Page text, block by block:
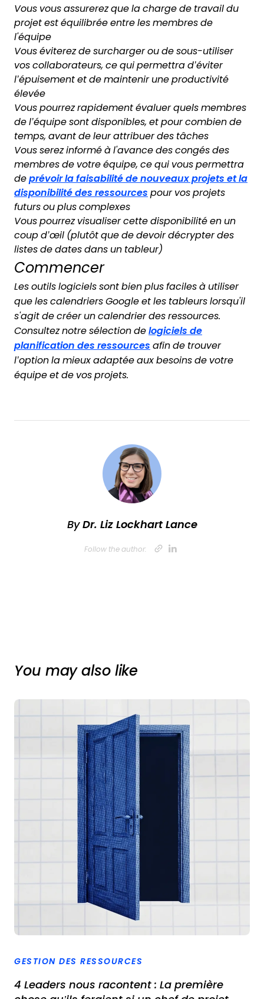
Vous vous assurerez que la charge de travail du
projet est équilibrée entre les membres de
l'équipe
Vous éviterez de surcharger ou de sous-utiliser
vos collaborateurs, ce qui permettra d’éviter
l’épuisement et de maintenir une productivité
élevée
Vous pourrez rapidement évaluer quels membres
de l’équipe sont disponibles, et pour combien de
temps, avant de leur attribuer des tâches
Vous serez informé à l'avance des congés des
membres de votre équipe, ce qui vous permettra
de prévoir la faisabilité de nouveaux projets et la
disponibilité des ressources pour vos projets
futurs ou plus complexes
Vous pourrez visualiser cette disponibilité en un
coup d’œil (plutôt que de devoir décrypter des
listes de dates dans un tableur)
Commencer
Les outils logiciels sont bien plus faciles à utiliser
que les calendriers Google et les tableurs lorsqu'il
s'agit de créer un calendrier des ressources.
Consultez notre sélection de logiciels de
planification des ressources afin de trouver
l’option la mieux adaptée aux besoins de votre
équipe et de vos projets.
By Dr. Liz Lockhart Lance
Follow the author: Opens new
You may also like
GESTION DES RESSOURCES
4 Leaders nous racontent : La première